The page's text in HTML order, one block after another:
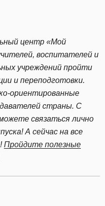
центр «Мой
воспитателей и
учреждений пройти
и переподготовки.
ориентированные
страны. С
связаться лично
А сейчас на все
Пройдите полезные